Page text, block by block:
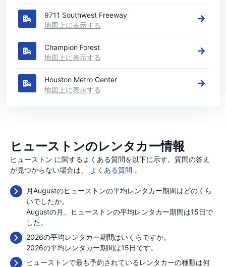
9711 Southwest Freeway
地図上に表示する
Champion Forest
地図上に表示する
Houston Metro Center
地図上に表示する
ヒューストンのレンタカー情報
ヒューストン に関するよくある質問を以下に示す。質問の答え
が見つからない場合は、
よくある質問 。
月Augustのヒューストンの平均レンタカー期間はどのくら
いでしたか。
Augustの月、ヒューストンの平均レンタカー期間は15日で
した。
2026の平均レンタカー期間はいくらですか。
2026の平均レンタカー期間は15日です。
ヒューストンで最も予約されているレンタカーの種類は何